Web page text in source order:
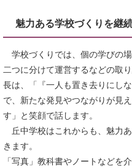
魅力ある学校づくりを継
学校づくりでは、個の学びの
二つに分けて運営するなどの取
長は、「『一人も置き去りにし
で、新たな発見やつながりが見
す」と笑顔で話します。
丘中学校はこれからも、魅力
きます。
「写真」教科書やノートなどを